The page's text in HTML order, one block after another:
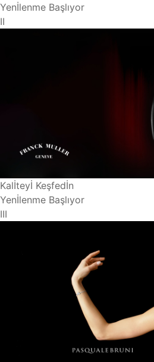
Yenİlenme Başlıyor
II
Kalİteyİ Keşfedİn
Yenİlenme Başlıyor
III